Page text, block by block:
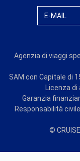
E-MAIL
Agenzia di viaggi
SAM con Capitale di
Licenza di
Garanzia
Responsabilità
©